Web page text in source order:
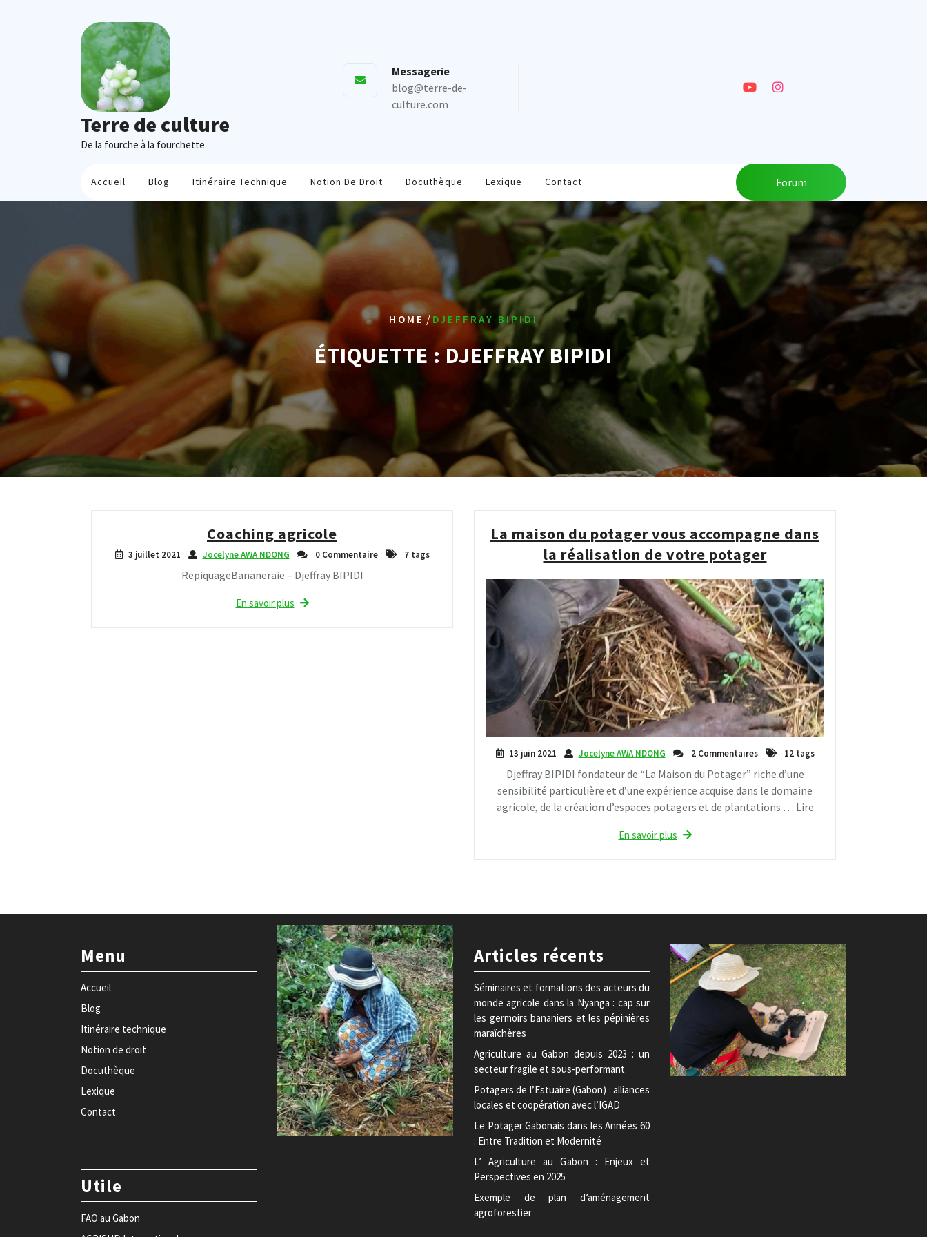
Terre de culture
De la fourche à la fourchette
Messagerie
blog@terre-de-
culture.com
Accueil Blog Itinéraire Technique Notion De Droit Docuthèque Lexique Contact Forum
HOME/DJEFFRAY BIPIDI
ÉTIQUETTE :DJEFFRAY BIPIDI
Coaching agricole
3 juillet 2021 Jocelyne AWA NDONG 0 Commentaire 7 tags
RepiquageBananeraie – Djeffray BIPIDI
En savoir plus
La maison du potager vous accompagne dans
la réalisation de votre potager
13 juin 2021 Jocelyne AWA NDONG 2 Commentaires 12 tags
Djeffray BIPIDI fondateur de “La Maison du Potager” riche d’une
sensibilité particulière et d’une expérience acquise dans le domaine
agricole, de la création d’espaces potagers et de plantations … Lire
En savoir plus
Menu
Accueil
Blog
Itinéraire technique
Notion de droit
Docuthèque
Lexique
Contact
Utile
FAO au Gabon
Articles récents
Séminaires et formations des acteurs du
monde agricole dans la Nyanga : cap sur
les germoirs bananiers et les pépinières
maraîchères
Agriculture au Gabon depuis 2023 : un
secteur fragile et sous-performant
Potagers de l’Estuaire (Gabon) : alliances
locales et coopération avec l’IGAD
Le Potager Gabonais dans les Années 60
: Entre Tradition et Modernité
L’ Agriculture au Gabon : Enjeux et
Perspectives en 2025
Exemple de plan d’aménagement
agroforestier